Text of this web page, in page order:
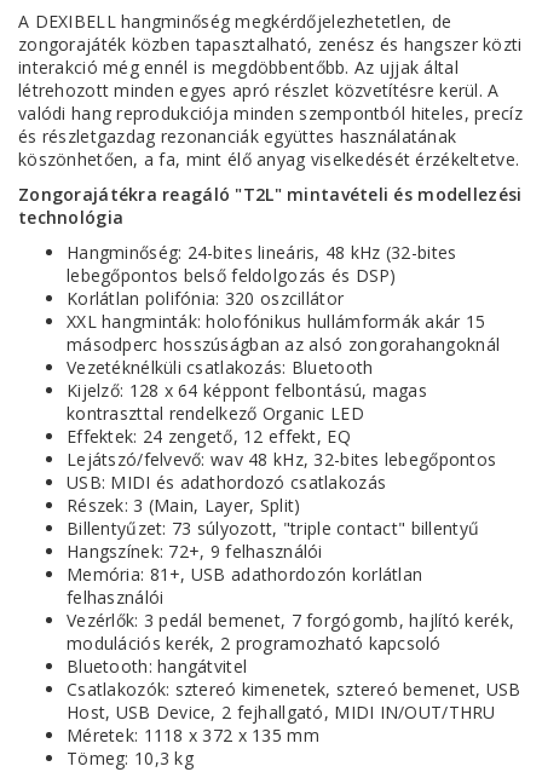
A DEXIBELL hangminőség megkérdőjelezhetetlen, de
zongorajáték közben tapasztalható, zenész és hangszer közti
interakció még ennél is megdöbbentőbb. Az ujjak által
létrehozott minden egyes apró részlet közvetítésre kerül. A
valódi hang reprodukciója minden szempontból hiteles, precíz
és részletgazdag rezonanciák együttes használatának
köszönhetően, a fa, mint élő anyag viselkedését érzékeltetve.
Zongorajátékra reagáló "T2L" mintavételi és modellezési
technológia
Hangminőség: 24-bites lineáris, 48 kHz (32-bites
lebegőpontos belső feldolgozás és DSP)
Korlátlan polifónia: 320 oszcillátor
XXL hangminták: holofónikus hullámformák akár 15
másodperc hosszúságban az alsó zongorahangoknál
Vezetéknélküli csatlakozás: Bluetooth
Kijelző: 128 x 64 képpont felbontású, magas
kontraszttal rendelkező Organic LED
Effektek: 24 zengető, 12 effekt, EQ
Lejátszó/felvevő: wav 48 kHz, 32-bites lebegőpontos
USB: MIDI és adathordozó csatlakozás
Részek: 3 (Main, Layer, Split)
Billentyűzet: 73 súlyozott, "triple contact" billentyű
Hangszínek: 72+, 9 felhasználói
Memória: 81+, USB adathordozón korlátlan
felhasználói
Vezérlők: 3 pedál bemenet, 7 forgógomb, hajlító kerék,
modulációs kerék, 2 programozható kapcsoló
Bluetooth: hangátvitel
Csatlakozók: sztereó kimenetek, sztereó bemenet, USB
Host, USB Device, 2 fejhallgató, MIDI IN/OUT/THRU
Méretek: 1118 x 372 x 135 mm
Tömeg: 10,3 kg